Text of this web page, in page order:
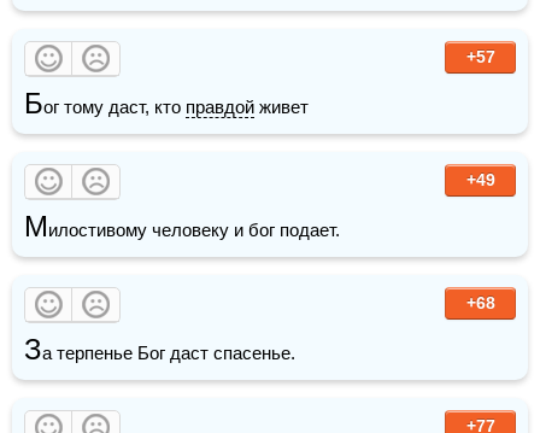
+57
Бог тому даст, кто правдой живет
+49
Милостивому человеку и бог подает.
+68
За терпенье Бог даст спасенье.
+77